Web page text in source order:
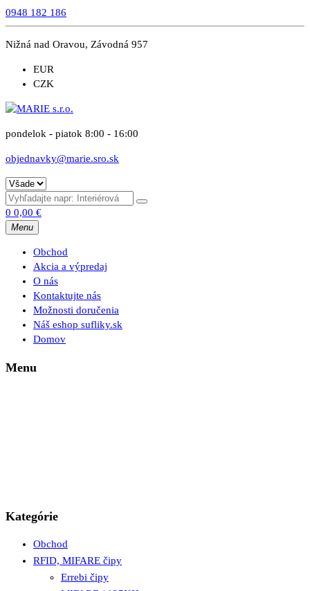
0948 182 186
Nižná nad Oravou, Závodná 957
EUR
CZK
pondelok - piatok 8:00 - 16:00
objednavky@marie.sro.sk
0 0,00 €
Menu
Obchod
Akcia a výpredaj
O nás
Kontaktujte nás
Možnosti doručenia
Náš eshop sufliky.sk
Domov
Menu
Kategórie
Obchod
RFID, MIFARE čipy
Errebi čipy